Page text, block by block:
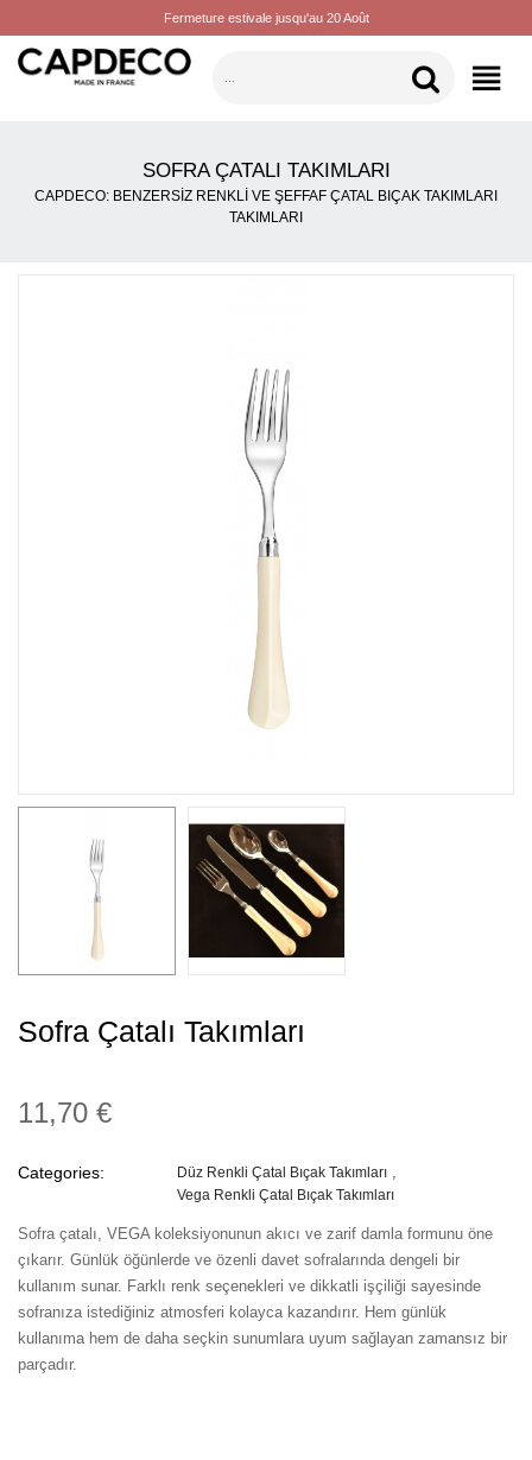
Fermeture estivale jusqu'au 20 Août
KATEGORILER
SOFRA ÇATALI TAKIMLARI
CAPDECO: BENZERSIZ RENKLI VE ŞEFFAF ÇATAL BIÇAK TAKIMLARI
TAKIMLARI
Sofra Çatalı Takımları
11,70 €
Categories:
Düz Renkli Çatal Bıçak Takımları
Vega Renkli Çatal Bıçak Takımları
Sofra çatalı, VEGA koleksiyonunun akıcı ve zarif damla formunu öne
çıkarır. Günlük öğünlerde ve özenli davet sofralarında dengeli bir
kullanım sunar. Farklı renk seçenekleri ve dikkatli işçiliği sayesinde
sofranıza istediğiniz atmosferi kolayca kazandırır. Hem günlük
kullanıma hem de daha seçkin sunumlara uyum sağlayan zamansız bir
parçadır.